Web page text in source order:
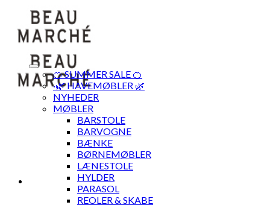
content
🍊 SUMMER SALE 🍊
·🌿 HAVEMØBLER 🌿
NYHEDER
MØBLER
BARSTOLE
BARVOGNE
BÆNKE
BØRNEMØBLER
LÆNESTOLE
HYLDER
PARASOL
REOLER & SKABE